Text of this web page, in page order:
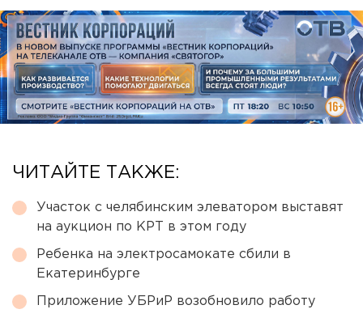
ЧИТАЙТЕ ТАКЖЕ:
Участок с челябинским элеватором выставят
на аукцион по КРТ в этом году
Ребенка на электросамокате сбили в
Екатеринбурге
Приложение УБРиР возобновило работу